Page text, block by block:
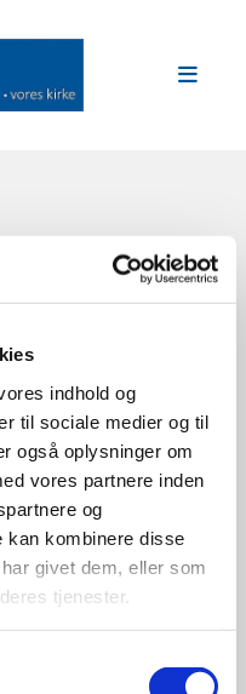
indhold og
til sociale medier og til
også oplysninger om
vores partnere inden
og
kan kombinere disse
givet dem, eller som
tjenester.